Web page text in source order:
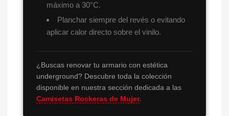
máximo a 30°C.
Planchar siempre del revés o evitando
aplicar calor directo sobre el vinilo.
¿Buscas renovar tu armario con estética
underground? Descubre toda la colección
disponible en nuestra sección dedicada a las
Camisetas Rockeras de Mujer.